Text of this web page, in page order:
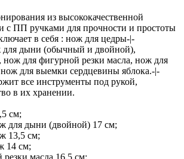
из высококачественной
с ПП ручками для прочности и простоты
в себя : нож для цедры-|-
дыни (обычный и двойной),
для фигурной резки масла, нож для
для выемки сердцевины яблока.-|-
все инструменты под рукой,
в их хранении.
см;
для дыни (двойной) 17 см;
13,5 см;
14 см;
масла 16,5 см;